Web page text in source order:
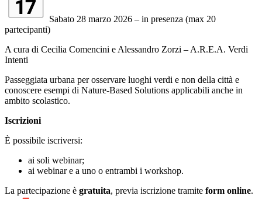
Sabato 28 marzo 2026 – in presenza (max 20
partecipanti)
A cura di Cecilia Comencini e Alessandro Zorzi – A.R.E.A. Verdi
Intenti
Passeggiata urbana per osservare luoghi verdi e non della città e
conoscere esempi di Nature-Based Solutions applicabili anche in
ambito scolastico.
Iscrizioni
È possibile iscriversi:
ai soli webinar;
ai webinar e a uno o entrambi i workshop.
La partecipazione è gratuita, previa iscrizione tramite form online.